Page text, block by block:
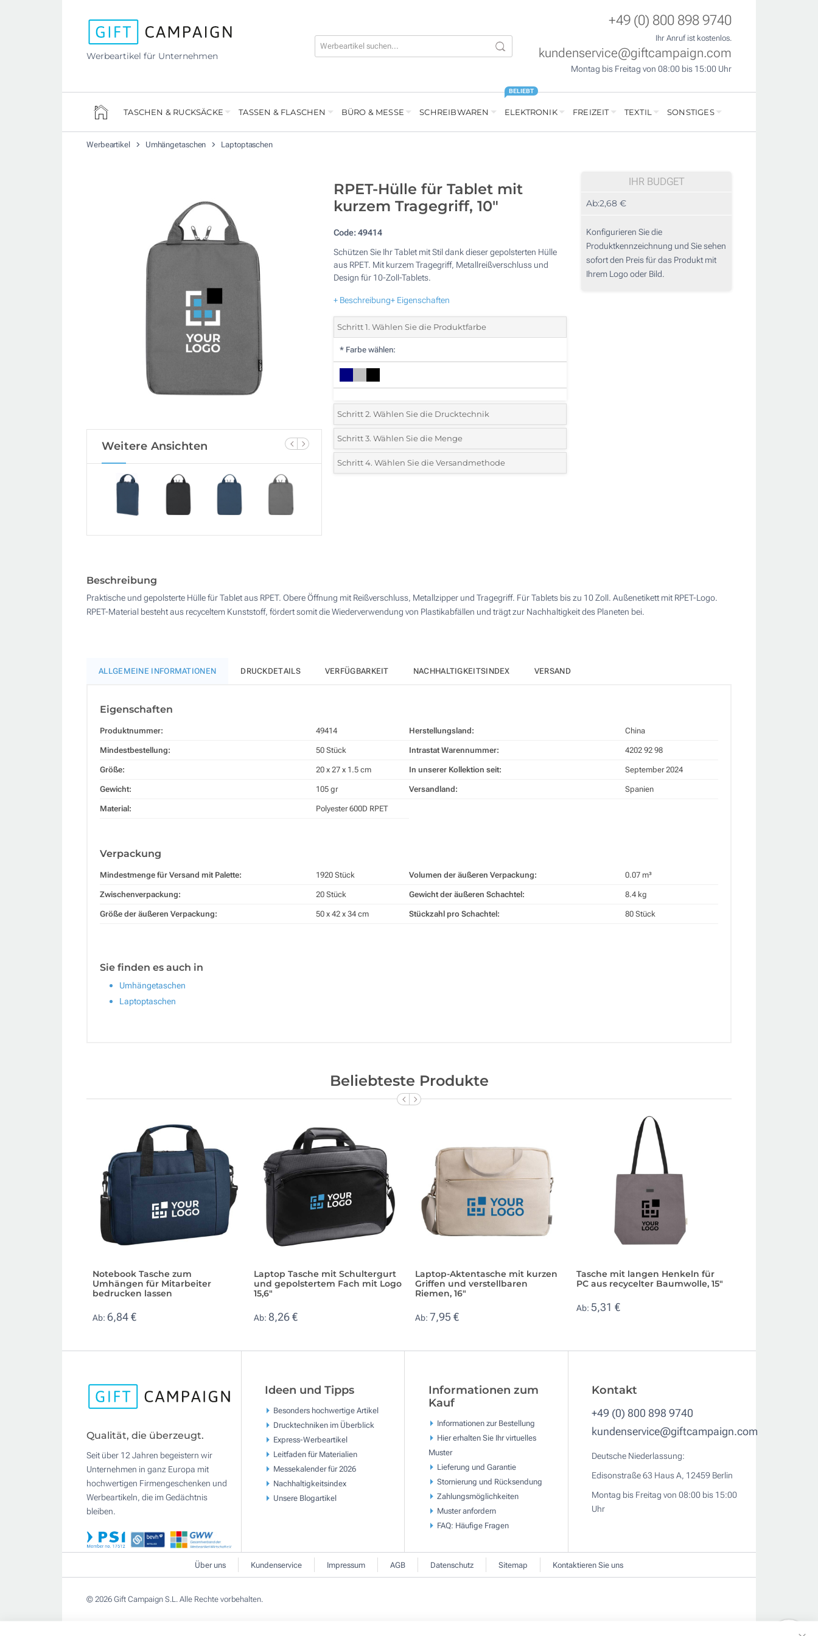
Werbeartikel für Unternehmen
+49 (0) 800 898 9740
Ihr Anruf ist kostenlos.
kundenservice@giftcampaign.com
Montag bis Freitag von 08:00 bis 15:00 Uhr
TASCHEN & RUCKSÄCKE TASSEN & FLASCHEN BÜRO & MESSE SCHREIBWAREN ELEKTRONIK
BELIEBT
FREIZEIT TEXTIL SONSTIGES
Werbeartikel Umhängetaschen Laptoptaschen
Weitere Ansichten
RPET-Hülle für Tablet mit
kurzem Tragegriff, 10"
Code:49414
Schützen Sie Ihr Tablet mit Stil dank dieser gepolsterten Hülle
aus RPET. Mit kurzem Tragegriff, Metallreißverschluss und
Design für 10-Zoll-Tablets.
+ Beschreibung+ Eigenschaften
Schritt 1. Wählen Sie die Produktfarbe
* Farbe wählen:
Schritt 2. Wählen Sie die Drucktechnik
*Wählen Sie die Druck- und Farbtechniken für Ihr Logo:
1 Farbig (Auf dem Cover)
Ohne Werbedruck
Schritt 3. Wählen Sie die Menge
*Bitte wählen Sie Ihre gewünschte Menge
Schritt 4. Wählen Sie die Versandmethode
IHR BUDGET
Ab:2,68 €
Konfigurieren Sie die
Produktkennzeichnung und Sie sehen
sofort den Preis für das Produkt mit
Ihrem Logo oder Bild.
Beschreibung
Praktische und gepolsterte Hülle für Tablet aus RPET. Obere Öffnung mit Reißverschluss, Metallzipper und Tragegriff. Für Tablets bis zu 10 Zoll. Außenetikett mit RPET-Logo.
RPET-Material besteht aus recyceltem Kunststoff, fördert somit die Wiederverwendung von Plastikabfällen und trägt zur Nachhaltigkeit des Planeten bei.
ALLGEMEINE INFORMATIONEN DRUCKDETAILS VERFÜGBARKEIT NACHHALTIGKEITSINDEX VERSAND
Eigenschaften
Produktnummer: 49414
Mindestbestellung: 50 Stück
Größe: 20 x 27 x 1.5 cm
Gewicht: 105 gr
Material: Polyester 600D RPET
Herstellungsland: China
Intrastat Warennummer: 4202 92 98
In unserer Kollektion seit: September 2024
Versandland: Spanien
Verpackung
Mindestmenge für Versand mit Palette: 1920 Stück
Zwischenverpackung: 20 Stück
Größe der äußeren Verpackung: 50 x 42 x 34 cm
Volumen der äußeren Verpackung: 0.07 m³
Gewicht der äußeren Schachtel: 8.4 kg
Stückzahl pro Schachtel: 80 Stück
Sie finden es auch in
Umhängetaschen
Laptoptaschen
Beliebteste Produkte
Notebook Tasche zum
Umhängen für Mitarbeiter
bedrucken lassen
Ab: 6,84 €
Laptop Tasche mit Schultergurt
und gepolstertem Fach mit Logo
15,6"
Ab: 8,26 €
Laptop-Aktentasche mit kurzen
Griffen und verstellbaren
Riemen, 16"
Ab: 7,95 €
Tasche mit langen Henkeln für
PC aus recycelter Baumwolle, 15"
Ab: 5,31 €
Qualität, die überzeugt.
Seit über 12 Jahren begeistern wir
Unternehmen in ganz Europa mit
hochwertigen Firmengeschenken und
Werbeartikeln, die im Gedächtnis
bleiben.
Ideen und Tipps
Besonders hochwertige Artikel
Drucktechniken im Überblick
Express-Werbeartikel
Leitfaden für Materialien
Messekalender für 2026
Nachhaltigkeitsindex
Unsere Blogartikel
Informationen zum
Kauf
Informationen zur Bestellung
Hier erhalten Sie Ihr virtuelles
Muster
Lieferung und Garantie
Stornierung und Rücksendung
Zahlungsmöglichkeiten
Muster anfordern
FAQ: Häufige Fragen
Kontakt
+49 (0) 800 898 9740
kundenservice@giftcampaign.com
Deutsche Niederlassung:
Edisonstraße 63 Haus A, 12459 Berlin
Montag bis Freitag von 08:00 bis 15:00
Uhr
Über uns Kundenservice Impressum AGB Datenschutz Sitemap Kontaktieren Sie uns
© 2026 Gift Campaign S.L. Alle Rechte vorbehalten.